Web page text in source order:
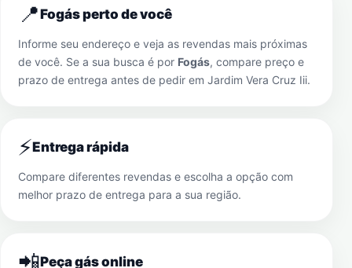
📍Fogás perto de você
Informe seu endereço e veja as revendas mais próximas
de você. Se a sua busca é por Fogás, compare preço e
prazo de entrega antes de pedir em Jardim Vera Cruz Iii.
⚡Entrega rápida
Compare diferentes revendas e escolha a opção com
melhor prazo de entrega para a sua região.
📲Peça gás online